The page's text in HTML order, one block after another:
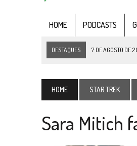
HOME PODCASTS
DESTAQUES 7 DE AGOSTO DE
4 DE AGOSTO DE 2026 |
3 DE AGOSTO DE 2026 VEJA
HOME STAR TREK
Sara Mitich